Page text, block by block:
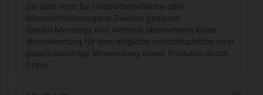
Sie sind nicht für landwirtschaftliche oder
lebensmittelbezogene Zwecke geeignet.
Iberian Mycology und Alchimia übernehmen keine
Verantwortung für eine mögliche missbräuchliche oder
gesetzeswidrige Verwendung dieser Produkte durch
Dritte.